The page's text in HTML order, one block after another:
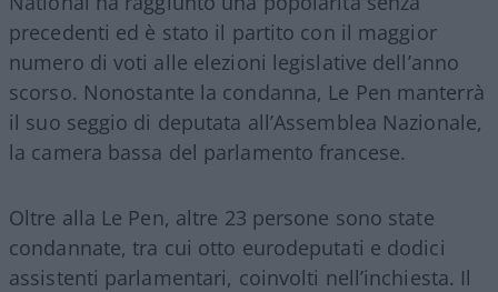
precedenti ed è stato il partito con il maggior
numero di voti alle elezioni legislative dell’anno
scorso. Nonostante la condanna, Le Pen manterrà
il suo seggio di deputata all’Assemblea Nazionale,
la camera bassa del parlamento francese.
Oltre alla Le Pen, altre 23 persone sono state
condannate, tra cui otto eurodeputati e dodici
assistenti parlamentari, coinvolti nell’inchiesta. Il